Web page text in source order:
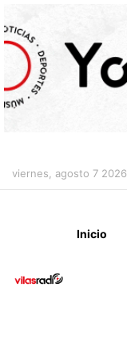
viernes, agosto 7 2026
Inicio